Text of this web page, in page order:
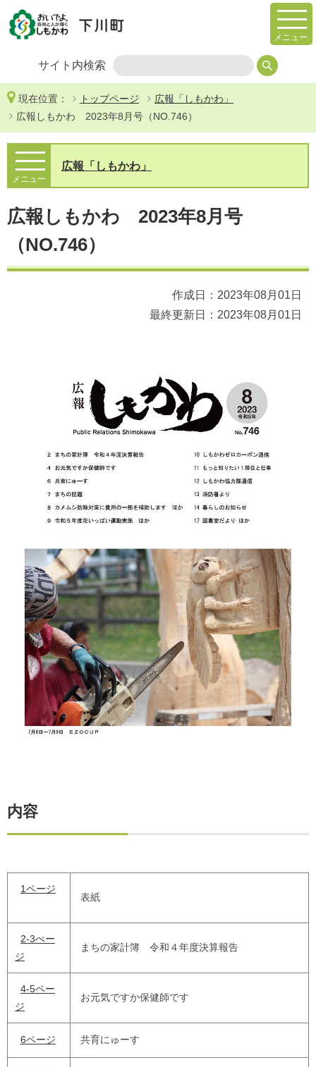
メニュー
サイト内検索
現在位置： トップページ
広報「しもかわ」
広報しもかわ 2023年8月号（NO.746）
広報しもかわ 2023年8月号
（NO.746）
作成日：2023年08月01日
最終更新日：2023年08月01日
内容
1ページ
表紙
2-3ぺー
ジ
まちの家計簿 令和４年度決算報告
4-5ペー
ジ
お元気ですか保健師です
6ページ 共育にゅーす
メニュー
広報「しもかわ」